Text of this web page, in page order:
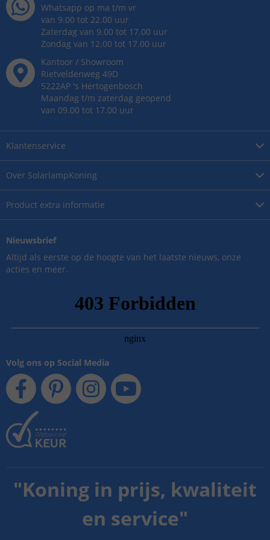
Over SolarlampKoning
Product extra informatie
Klantenservice
Whatsapp op ma t/m vr
van 9.00 tot 22.00 uur
Zaterdag van 9.00 tot 17.00 uur
Zondag van 12.00 tot 17.00 uur
Kantoor / Showroom
Rietveldenweg 49D
5222AP 's Hertogenbosch
Maandag t/m zaterdag geopend
van 09.00 tot 17.00 uur
Nieuwsbrief
Altijd als eerste op de hoogte van het laatste nieuws, onze
acties en meer.
Volg ons op Social Media
"Koning in prijs, kwaliteit
en service"